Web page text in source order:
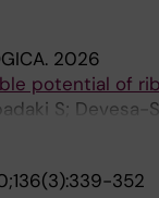
2026
potential of
S;
352